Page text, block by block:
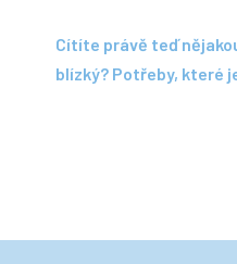
Cítíte právě teď
blízký? Potřeby, které